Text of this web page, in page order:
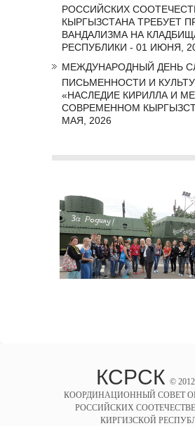
РОССИЙСКИХ
КЫРГЫЗСТАНА ТРЕБУЕТ
ВАНДАЛИЗМА НА
РЕСПУБЛИКИ - 01 ИЮНЯ,
МЕЖДУНАРОДНЫЙ ДЕНЬ
ПИСЬМЕННОСТИ И
«НАСЛЕДИЕ КИРИЛЛА И
СОВРЕМЕННОМ
МАЯ, 2026
КСРСК ©
КООРДИНАЦИОННЫЙ СОВЕТ
РОССИЙСКИХ
КИРГИЗСКОЙ